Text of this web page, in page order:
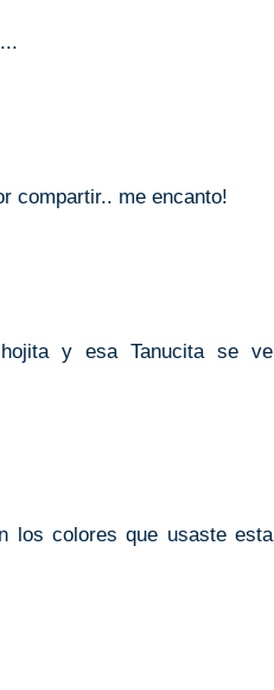
compartir.. me encanto!
y esa Tanucita se ve
los colores que usaste esta